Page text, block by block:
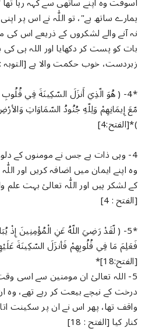
ہمارے ساتھ ہے"، تو اللّٰہ نے اس پر
نہ آنے والے لشکروں کے ذریعے اس کی
بات کو پست کر دکھایا اور اللہ ہی کی
زبردست، خوب حکمت والا ہے [التوبہ : 40]
*4- ( هُوَ الّذِيَ أَنزَلَ السّكِينَةَ فِي قُلُوبِ
مّعَ إِيمَانِهِمْ وَلِلّهِ جُنُودُ السّمَاوَاتِ
)*[الفتح:4]
4- وہی ذات ہے جس نے مومنوں کے
وہ اپنے ایمان میں اضافہ کریں اور
کے لشکر ہیں اور اللّٰہ تعالیٰ بہت علم
[الفتح : 4]
*5- ( لّقَدْ رَضِيَ اللّهُ عَنِ الْمُؤْمِنِينَ
فَعَلِمَ مَا فِي قُلُوبِهِمْ فَأنزَلَ السّكِينَةَ
[الفتح:18]*
5- اللہ تعالیٰ ان مومنین سے اسی
درخت کے نیچے بیعت کر رہے تھے، وہ
واقف تھا، پھر اس نے ان پر سکینت
کنار کیا [الفتح : 18]